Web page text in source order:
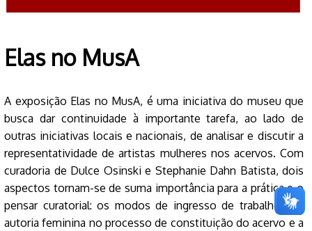
Elas no MusA
A exposição Elas no MusA, é uma iniciativa do museu que
busca dar continuidade à importante tarefa, ao lado de
outras iniciativas locais e nacionais, de analisar e discutir a
representatividade de artistas mulheres nos acervos. Com
curadoria de Dulce Osinski e Stephanie Dahn Batista, dois
aspectos tornam-se de suma importância para a prática e o
pensar curatorial: os modos de ingresso de trabalhos de
autoria feminina no processo de constituição do acervo e a